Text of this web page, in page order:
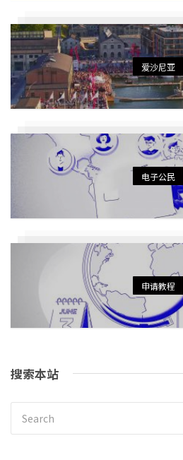
爱沙尼亚
电子公民
申请教程
搜索本站